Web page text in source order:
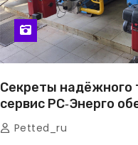
Секреты надёжного
сервис РС‑Энерго
безотказную работу
в Москве и
Petted_ru